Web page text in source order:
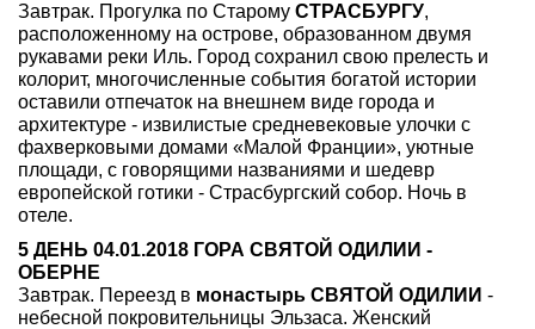
Завтрак. Прогулка по Старому СТРАСБУРГУ,
расположенному на острове, образованном двумя
рукавами реки Иль. Город сохранил свою прелесть и
колорит, многочисленные события богатой истории
оставили отпечаток на внешнем виде города и
архитектуре - извилистые средневековые улочки с
фахверковыми домами «Малой Франции», уютные
площади, с говорящими названиями и шедевр
европейской готики - Страсбургский собор. Ночь в
отеле.
5 ДЕНЬ 04.01.2018 ГОРА СВЯТОЙ ОДИЛИИ -
ОБЕРНЕ
Завтрак. Переезд в монастырь СВЯТОЙ ОДИЛИИ -
небесной покровительницы Эльзаса. Женский